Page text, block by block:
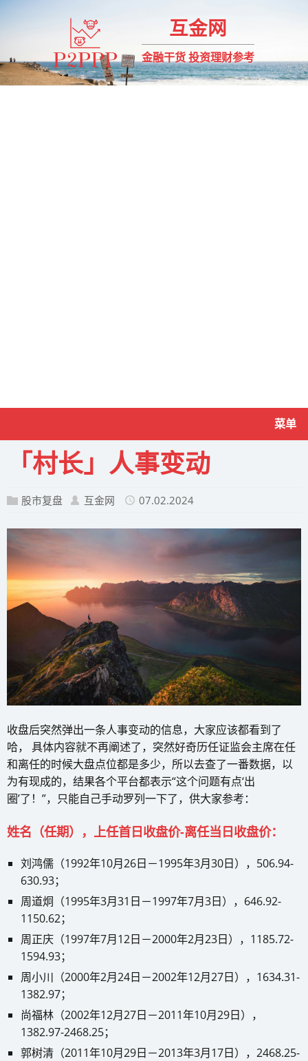
互金网
金融干货 投资理财参考
菜单
「村长」人事变动
股市复盘 互金网 07.02.2024
收盘后突然弹出一条人事变动的信息，大家应该都看到了
哈， 具体内容就不再阐述了，突然好奇历任证监会主席在任
和离任的时候大盘点位都是多少，所以去查了一番数据，以
为有现成的，结果各个平台都表示“这个问题有点‘出
圈’了！”，只能自己手动罗列一下了，供大家参考：
姓名（任期），上任首日收盘价-离任当日收盘价：
刘鸿儒（1992年10月26日－1995年3月30日），506.94-
630.93；
周道炯（1995年3月31日－1997年7月3日），646.92-
1150.62；
周正庆（1997年7月12日－2000年2月23日），1185.72-
1594.93；
周小川（2000年2月24日－2002年12月27日），1634.31-
1382.97；
尚福林（2002年12月27日－2011年10月29日），
1382.97-2468.25；
郭树清（2011年10月29日－2013年3月17日），2468.25-